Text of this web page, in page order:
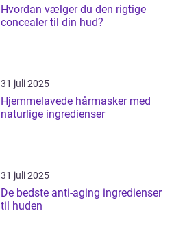
Hvordan vælger du den rigtige
concealer til din hud?
31 juli 2025
Hjemmelavede hårmasker med
naturlige ingredienser
31 juli 2025
De bedste anti-aging ingredienser
til huden